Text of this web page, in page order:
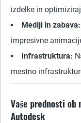
izdelke in
Mediji in zabava:
impresivne
Infrastruktura:
mestno
Vaše prednosti ob
Autodesk